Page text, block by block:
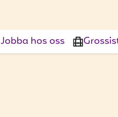
Jobba hos oss